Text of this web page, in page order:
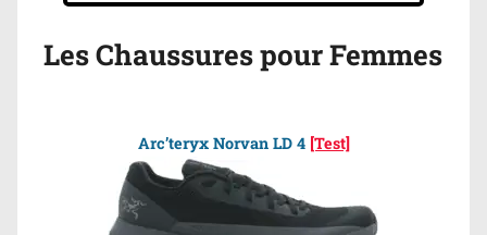
Les Chaussures pour Femmes
Arc’teryx Norvan LD 4 [Test]